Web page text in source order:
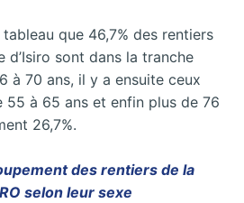
que 46,7% des rentiers
d’Isiro sont dans la tranche
à 70 ans, il y a ensuite ceux
55 à 65 ans et enfin plus de 76
26,7%.
des rentiers de la
selon leur sexe